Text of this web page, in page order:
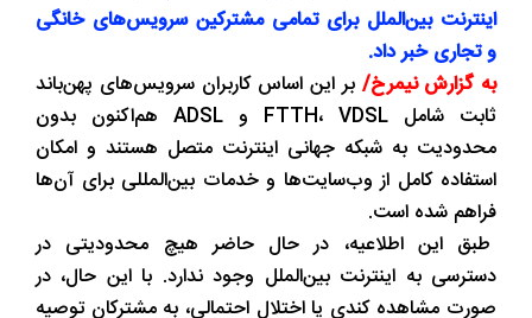
اینترنت بین‌الملل برای تمامی مشترکین سرویس‌های خانگی
و تجاری خبر داد.
به گزارش نیمرخ/ بر این اساس کاربران سرویس‌های پهن‌باند
ثابت شامل FTTH، VDSL و ADSL هم‌اکنون بدون
محدودیت به شبکه جهانی اینترنت متصل هستند و امکان
استفاده کامل از وب‌سایت‌ها و خدمات بین‌المللی برای آن‌ها
فراهم شده است.
طبق این اطلاعیه، در حال حاضر هیچ محدودیتی در
دسترسی به اینترنت بین‌الملل وجود ندارد. با این حال، در
صورت مشاهده کندی یا اختلال احتمالی، به مشترکان توصیه